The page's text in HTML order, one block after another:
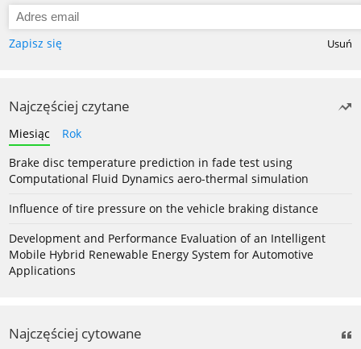
Zapisz się Usuń
Najczęściej czytane
Miesiąc
Rok
Brake disc temperature prediction in fade test using
Computational Fluid Dynamics aero-thermal simulation
Influence of tire pressure on the vehicle braking distance
Development and Performance Evaluation of an Intelligent
Mobile Hybrid Renewable Energy System for Automotive
Applications
Najczęściej cytowane